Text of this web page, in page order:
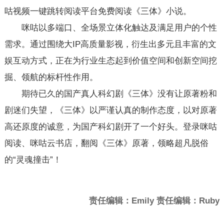
咕视频一键跳转阅读平台免费阅读《三体》小说。
咪咕以多端口、全场景立体化触达及满足用户的个性
需求。通过围绕大IP高质量影视，衍生出多元且丰富的文
娱互动方式，正在为行业生态起到价值空间和创新空间挖
掘、领航的标杆性作用。
期待已久的国产真人科幻剧《三体》没有让原著粉和
剧迷们失望，《三体》以严谨认真的制作态度，以对原著
高还原度的诚意，为国产科幻剧开了一个好头。登录咪咕
阅读、咪咕云书店，翻阅《三体》原著，领略超凡脱俗
的“灵魂撞击”！
责任编辑：Emily 责任编辑：Ruby